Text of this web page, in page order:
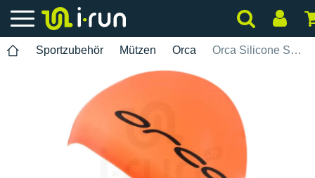
Sportzubehör Mützen Orca Orca Silicone Swimcap